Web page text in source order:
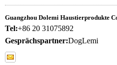
Guangzhou Dolemi Haustierprodukte
Tel:+86 20 31075892
Gesprächspartner:DogLemi